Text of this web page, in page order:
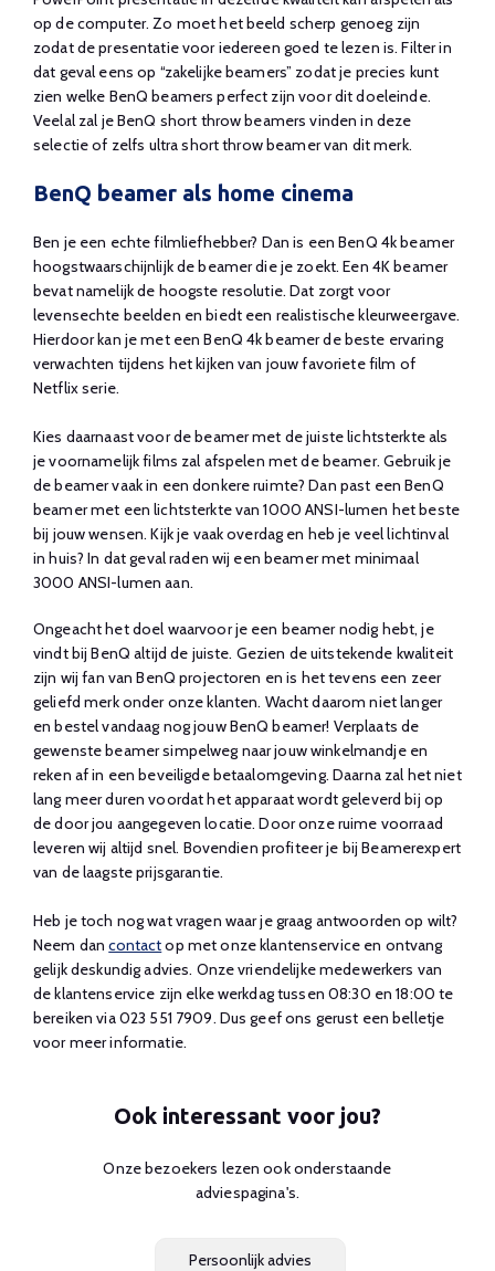
op de computer. Zo moet het beeld scherp genoeg zijn
zodat de presentatie voor iedereen goed te lezen is. Filter in
dat geval eens op “zakelijke beamers” zodat je precies kunt
zien welke BenQ beamers perfect zijn voor dit doeleinde.
Veelal zal je BenQ short throw beamers vinden in deze
selectie of zelfs ultra short throw beamer van dit merk.
BenQ beamer als home cinema
Ben je een echte filmliefhebber? Dan is een BenQ 4k beamer
hoogstwaarschijnlijk de beamer die je zoekt. Een 4K beamer
bevat namelijk de hoogste resolutie. Dat zorgt voor
levensechte beelden en biedt een realistische kleurweergave.
Hierdoor kan je met een BenQ 4k beamer de beste ervaring
verwachten tijdens het kijken van jouw favoriete film of
Netflix serie.
Kies daarnaast voor de beamer met de juiste lichtsterkte als
je voornamelijk films zal afspelen met de beamer. Gebruik je
de beamer vaak in een donkere ruimte? Dan past een BenQ
beamer met een lichtsterkte van 1000 ANSI-lumen het beste
bij jouw wensen. Kijk je vaak overdag en heb je veel lichtinval
in huis? In dat geval raden wij een beamer met minimaal
3000 ANSI-lumen aan.
Ongeacht het doel waarvoor je een beamer nodig hebt, je
vindt bij BenQ altijd de juiste. Gezien de uitstekende kwaliteit
zijn wij fan van BenQ projectoren en is het tevens een zeer
geliefd merk onder onze klanten. Wacht daarom niet langer
en bestel vandaag nog jouw BenQ beamer! Verplaats de
gewenste beamer simpelweg naar jouw winkelmandje en
reken af in een beveiligde betaalomgeving. Daarna zal het niet
lang meer duren voordat het apparaat wordt geleverd bij op
de door jou aangegeven locatie. Door onze ruime voorraad
leveren wij altijd snel. Bovendien profiteer je bij Beamerexpert
van de laagste prijsgarantie.
Heb je toch nog wat vragen waar je graag antwoorden op wilt?
Neem dancontactop met onze klantenservice en ontvang
gelijk deskundig advies. Onze vriendelijke medewerkers van
de klantenservice zijn elke werkdag tussen 08:30 en 18:00 te
bereiken via 023 551 7909. Dus geef ons gerust een belletje
voor meer informatie.
Ook interessant voor jou?
Onze bezoekers lezen ook onderstaande
adviespagina's.
Persoonlijk advies